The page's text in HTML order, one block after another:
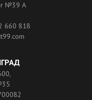
№39 A
660 818